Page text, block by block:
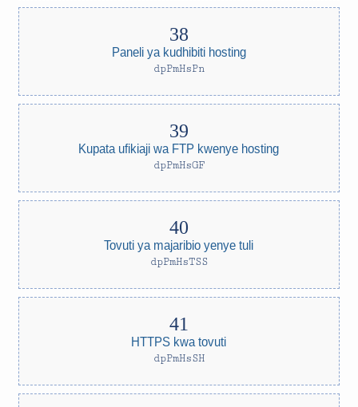
Paneli ya kudhibiti hosting
dpPmHsPn
Kupata ufikiaji wa FTP kwenye hosting
dpPmHsGF
Tovuti ya majaribio yenye tuli
dpPmHsTSS
HTTPS kwa tovuti
dpPmHsSH